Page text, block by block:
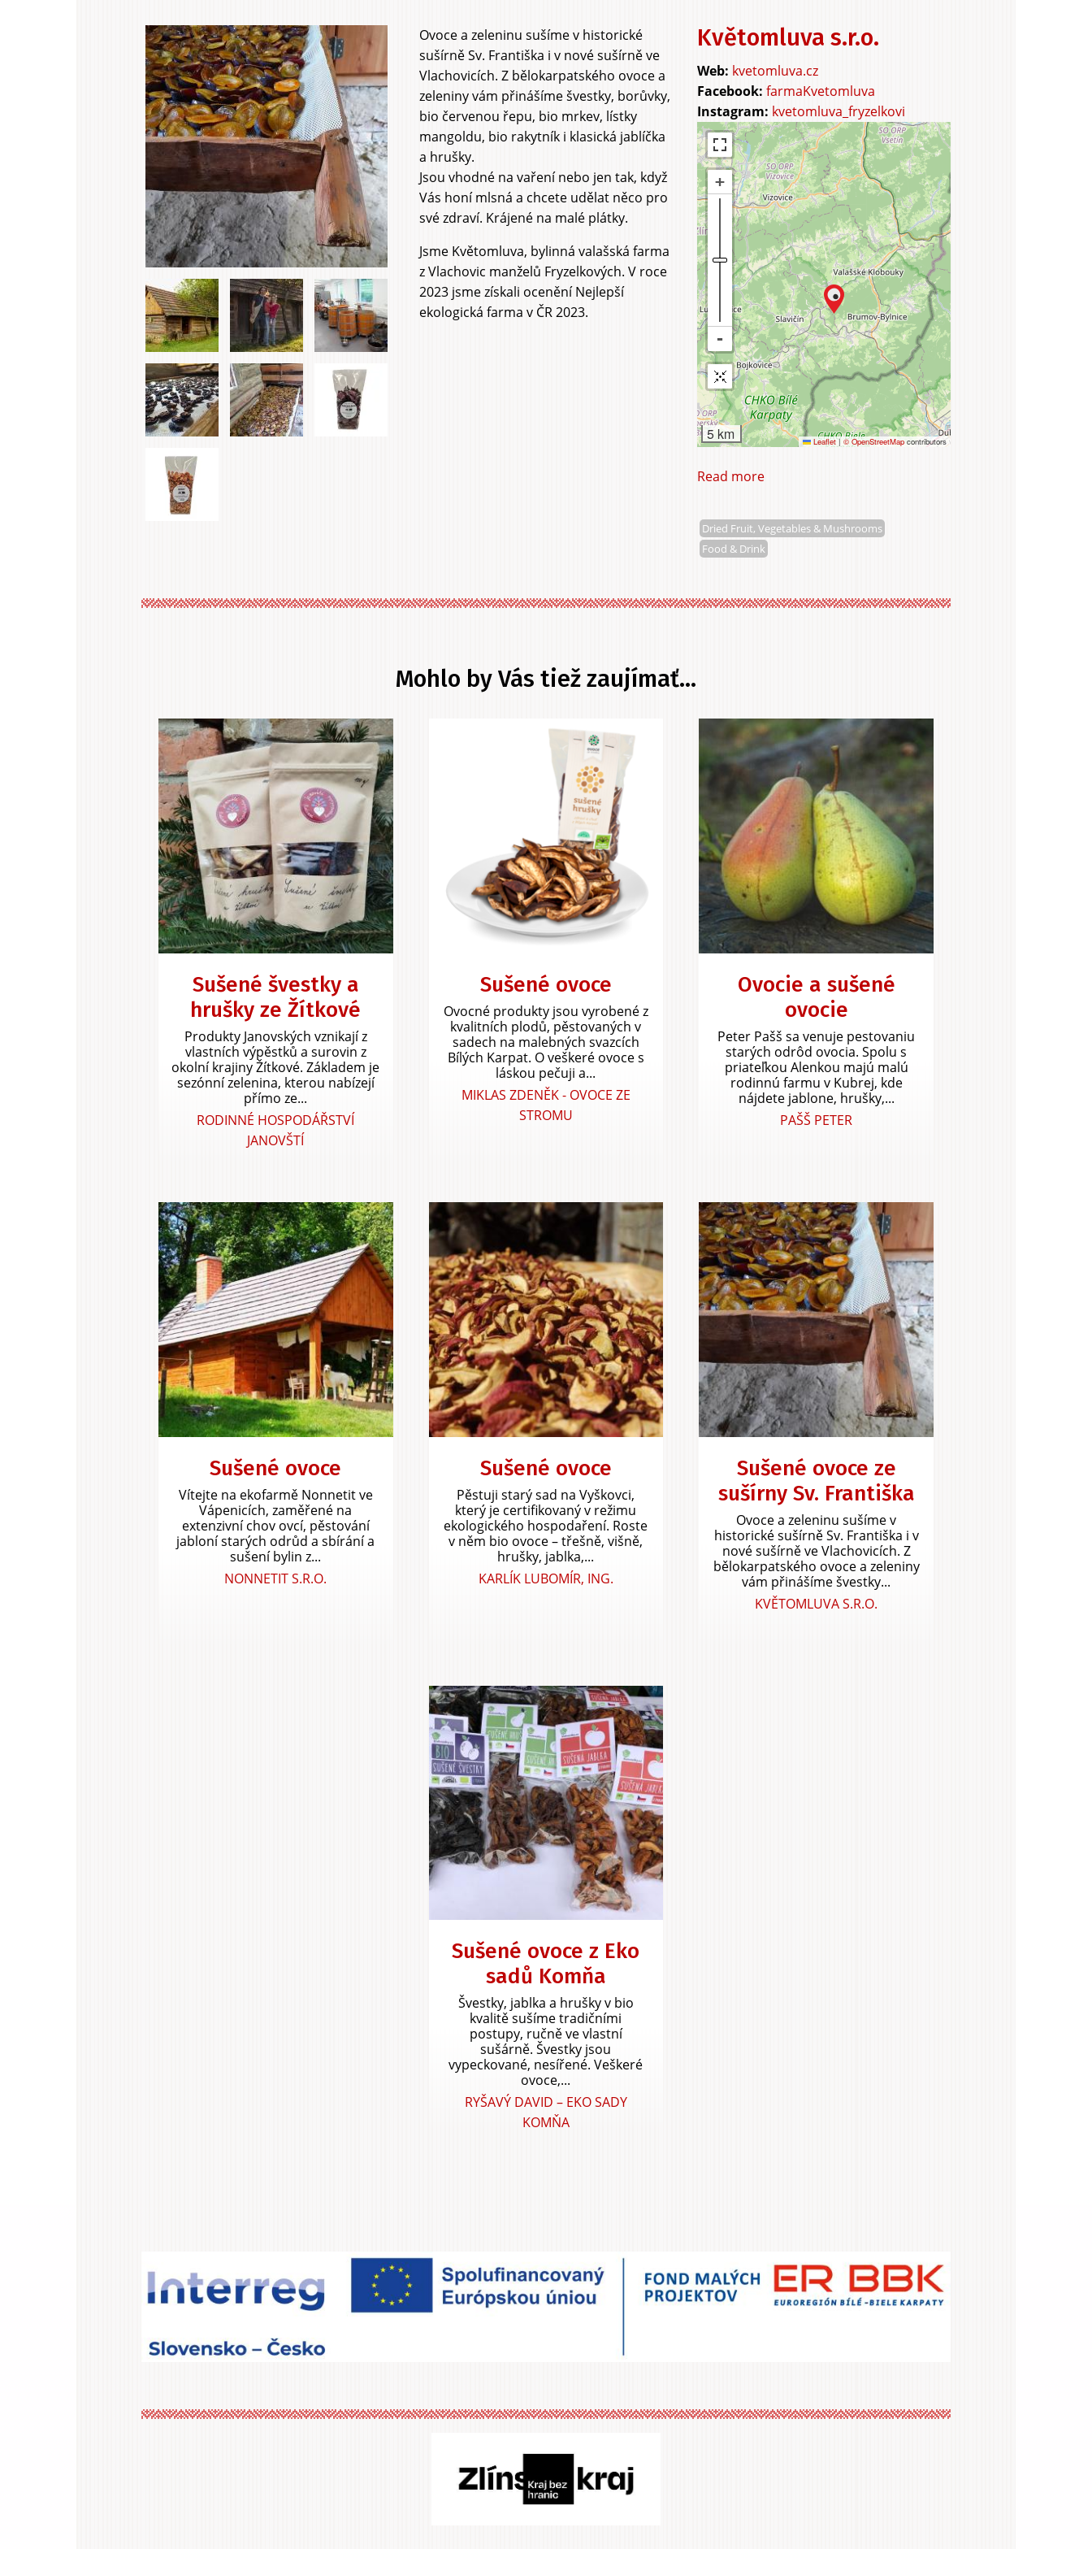
Primary
tabs
.
Ovoce a zeleninu sušíme v historické
sušírně Sv. Františka i v nové sušírně ve
Vlachovicích. Z bělokarpatského ovoce a
zeleniny vám přinášíme švestky, borůvky,
bio červenou řepu, bio mrkev, lístky
mangoldu, bio rakytník i klasická jablíčka
a hrušky.
Jsou vhodné na vaření nebo jen tak, když
Vás honí mlsná a chcete udělat něco pro
své zdraví. Krájené na malé plátky.
Jsme Květomluva, bylinná valašská farma
z Vlachovic manželů Fryzelkových. V roce
2023 jsme získali ocenění Nejlepší
ekologická farma v ČR 2023.
Květomluva s.r.o.
kvetomluva.cz
farmaKvetomluva
kvetomluva_fryzelkovi
5 km Leaflet | © OpenStreetMap contributors
Read more
s.r.o.
Dried Fruit, Vegetables & Mushrooms
Food & Drink
Mohlo by Vás tiež zaujímať...
Sušené švestky a
hrušky ze Žítkové
Produkty Janovských vznikají z
vlastních výpěstků a surovin z
okolní krajiny Žítkové. Základem je
sezónní zelenina, kterou nabízejí
přímo ze...
RODINNÉ HOSPODÁŘSTVÍ
JANOVŠTÍ
Sušené ovoce
Ovocné produkty jsou vyrobené z
kvalitních plodů, pěstovaných v
sadech na malebných svazcích
Bílých Karpat. O veškeré ovoce s
láskou pečuji a...
MIKLAS ZDENĚK - OVOCE ZE
STROMU
Ovocie a sušené
ovocie
Peter Pašš sa venuje pestovaniu
starých odrôd ovocia. Spolu s
priateľkou Alenkou majú malú
rodinnú farmu v Kubrej, kde
nájdete jablone, hrušky,...
PAŠŠ PETER
Sušené ovoce
Vítejte na ekofarmě Nonnetit ve
Vápenicích, zaměřené na
extenzivní chov ovcí, pěstování
jabloní starých odrůd a sbírání a
sušení bylin z...
NONNETIT S.R.O.
Sušené ovoce
Pěstuji starý sad na Vyškovci,
který je certifikovaný v režimu
ekologického hospodaření. Roste
v něm bio ovoce – třešně, višně,
hrušky, jablka,...
KARLÍK LUBOMÍR, ING.
Sušené ovoce ze
sušírny Sv. Františka
Ovoce a zeleninu sušíme v
historické sušírně Sv. Františka i v
nové sušírně ve Vlachovicích. Z
bělokarpatského ovoce a zeleniny
vám přinášíme švestky...
KVĚTOMLUVA S.R.O.
Sušené ovoce z Eko
sadů Komňa
Švestky, jablka a hrušky v bio
kvalitě sušíme tradičními
postupy, ručně ve vlastní
sušárně. Švestky jsou
vypeckované, nesířené. Veškeré
ovoce,...
RYŠAVÝ DAVID – EKO SADY
KOMŇA